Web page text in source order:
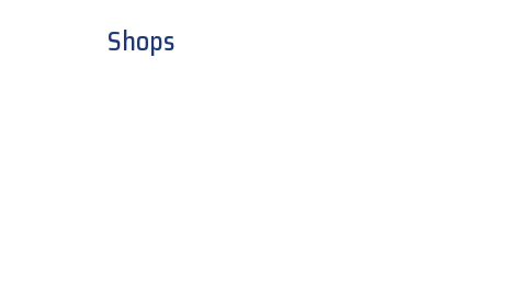
Shops